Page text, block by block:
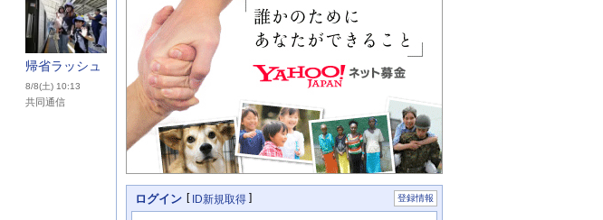
帰省ラッシュ
8/8(土) 10:13
共同通信
個
人
ログイン ID新規取得 登録情報
あ
た
の
ス